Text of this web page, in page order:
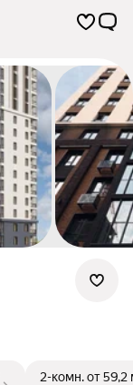
2-комн.от 59,2